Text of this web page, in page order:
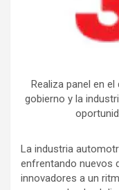
Realiza panel en
gobierno y la
La industria
enfrentando nuevos
innovadores a un